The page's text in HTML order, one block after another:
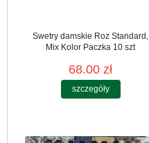
Swetry damskie Roz Standard,
Mix Kolor Paczka 10 szt
68.00 zł
szczegóły